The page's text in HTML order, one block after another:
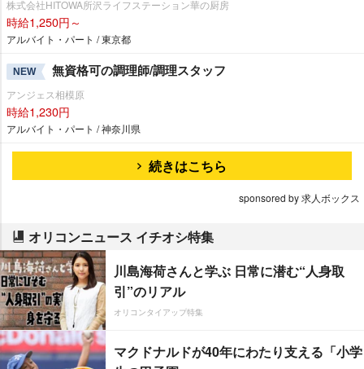
株式会社HITOWA所沢ライフステーション華の厨房
時給1,250円～
アルバイト・パート / 東京都
NEW 無資格可の調理師/調理スタッフ
アンジェス相模原
時給1,230円
アルバイト・パート / 神奈川県
続きはこちら
sponsored by 求人ボックス
オリコンニュース イチオシ特集
川島海荷さんと学ぶ 日常に潜む“人身取
引”のリアル
オリコンタイアップ特集
マクドナルドが40年にわたり支える「小学